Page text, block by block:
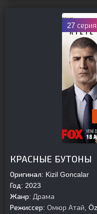
27 серия
КРАСНЫЕ БУТОНЫ
Оригинал: Kizil Goncalar
Год: 2023
Жанр: Драма
Режиссер: Омюр Атай,